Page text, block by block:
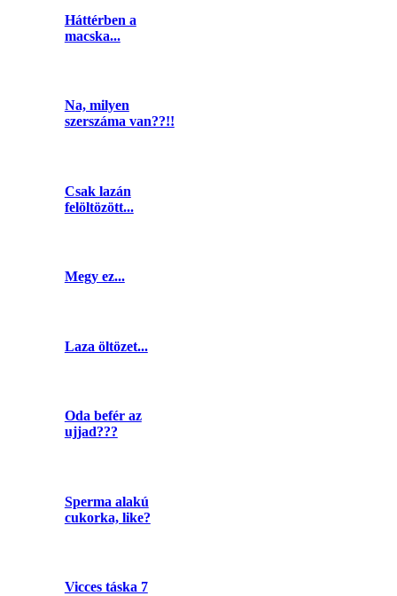
Háttérben a
macska...
Na, milyen
szerszáma van??!!
Csak lazán
felöltözött...
Megy ez...
Laza öltözet...
Oda befér az
ujjad???
Sperma alakú
cukorka, like?
Vicces táska 7